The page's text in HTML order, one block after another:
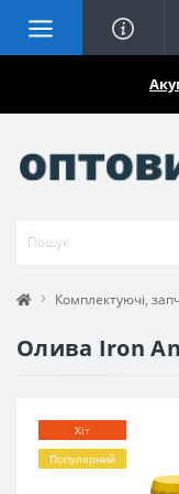
Комплектуючі,
Олива Iron
Хіт
Популярний